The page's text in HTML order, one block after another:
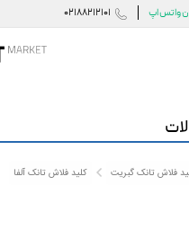
واتس اپ 02188212101 
گبریت
فلاش تانک گبریت  کلید فلاش تانک آلفا